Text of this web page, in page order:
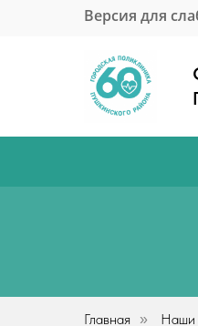
Версия для
Главная » Наши